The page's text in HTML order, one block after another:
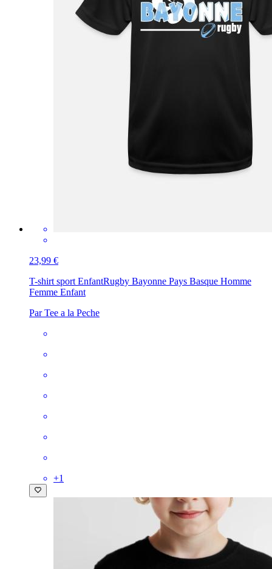
23,99 €
T-shirt sport EnfantRugby Bayonne Pays Basque Homme
Femme Enfant
Par Tee a la Peche
+1